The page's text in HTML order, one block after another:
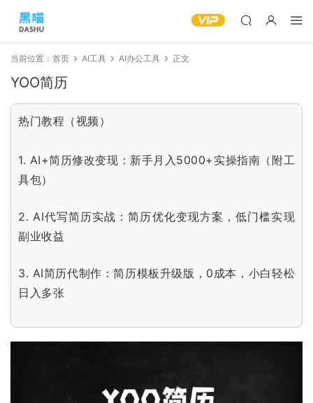
当前位置： 首页 AI工具 AI办公工具 正文
YOO简历
热门教程（视频）
1. AI+简历修改变现：新手月入5000+实操指南（附工
具包）
2.AI代写简历实战：简历优化变现方案，低门槛实现
副业收益
3. AI简历代制作：简历模板升级版，0成本，小白轻松
日入多张